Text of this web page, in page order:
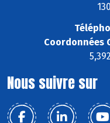
Coordonnées
Nous suivre sur